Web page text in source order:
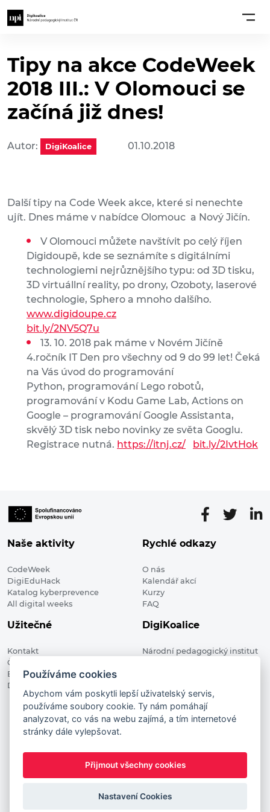
Tipy na akce CodeWeek
2018 III.: V Olomouci se
začíná již dnes!
Autor: DigiKoalice 01.10.2018
Další tipy na Code Week akce, které si nenechte
ujít. Dnes máme v nabídce Olomouc a Nový Jičín.
V Olomouci můžete navštívit po celý říjen
Digidoupě, kde se seznámíte s digitálními
technologiemi nejrůznějšího typu: od 3D tisku,
3D virtuállní reality, po drony, Ozoboty, laserové
technologie, Sphero a mnoho dalšího.
www.digidoupe.cz
bit.ly/2NV5Q7u
13. 10. 2018 pak máme v Novém Jičíně
4.ročník IT Den pro všechny od 9 do 99 let! Čeká
na Vás úvod do programování
Python, programování Lego robotů,
programování v Kodu Game Lab, Actions on
Google – programování Google Assistanta,
skvělý 3D tisk nebo novinky ze světa Googlu.
Registrace nutná. https://itnj.cz/ bit.ly/2IvtHok
Naše aktivity
CodeWeek
DigiEduHack
Katalog kyberprevence
All digital weeks
Rychlé odkazy
O nás
Kalendář akcí
Kurzy
FAQ
Užitečné
Kontakt
Členské organizace
Blog
Digitalizace ve vzdělávání
DigiKoalice
Národní pedagogický institut
DigiKoalice 2021. All rights reserved
Vstup do administrace
This project has received funding from the European
Commission Innovation and Networks Executive Agency (now
Commission and the European Commission is not responsible
Používáme cookies
Abychom vám poskytli lepší uživatelský servis,
používáme soubory cookie. Ty nám pomáhají
analyzovat, co vás na webu zajímá, a tím internetové
stránky dále vylepšovat.
Přijmout všechny cookies
Nastavení Cookies